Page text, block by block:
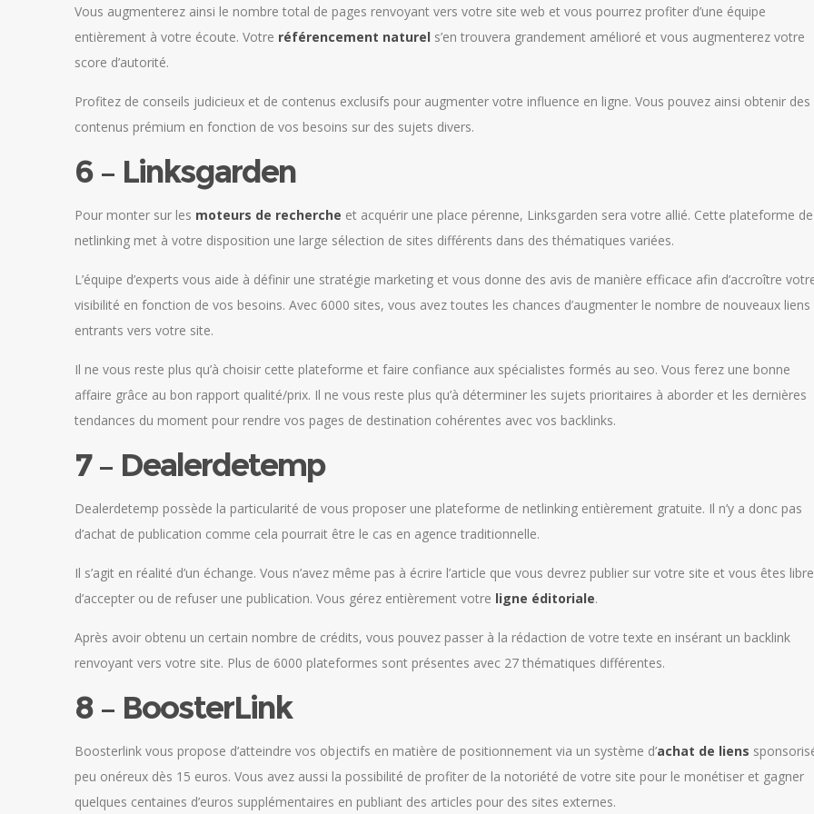
Vous augmenterez ainsi le nombre total de pages renvoyant vers votre site web et vous pourrez profiter d’une équipe
entièrement à votre écoute. Votre référencement naturel s’en trouvera grandement amélioré et vous augmenterez votre
score d’autorité.
Profitez de conseils judicieux et de contenus exclusifs pour augmenter votre influence en ligne. Vous pouvez ainsi obtenir des
contenus prémium en fonction de vos besoins sur des sujets divers.
6 – Linksgarden
Pour monter sur les moteurs de recherche et acquérir une place pérenne, Linksgarden sera votre allié. Cette plateforme de
netlinking met à votre disposition une large sélection de sites différents dans des thématiques variées.
L’équipe d’experts vous aide à définir une stratégie marketing et vous donne des avis de manière efficace afin d’accroître
visibilité en fonction de vos besoins. Avec 6000 sites, vous avez toutes les chances d’augmenter le nombre de nouveaux liens
entrants vers votre site.
Il ne vous reste plus qu’à choisir cette plateforme et faire confiance aux spécialistes formés au seo. Vous ferez une bonne
affaire grâce au bon rapport qualité/prix. Il ne vous reste plus qu’à déterminer les sujets prioritaires à aborder et les dernières
tendances du moment pour rendre vos pages de destination cohérentes avec vos backlinks.
7 – Dealerdetemp
Dealerdetemp possède la particularité de vous proposer une plateforme de netlinking entièrement gratuite. Il n’y a donc pas
d’achat de publication comme cela pourrait être le cas en agence traditionnelle.
Il s’agit en réalité d’un échange. Vous n’avez même pas à écrire l’article que vous devrez publier sur votre site et vous êtes libre
d’accepter ou de refuser une publication. Vous gérez entièrement votre ligne éditoriale.
Après avoir obtenu un certain nombre de crédits, vous pouvez passer à la rédaction de votre texte en insérant un backlink
renvoyant vers votre site. Plus de 6000 plateformes sont présentes avec 27 thématiques différentes.
8 – BoosterLink
Boosterlink vous propose d’atteindre vos objectifs en matière de positionnement via un système d’achat de liens
peu onéreux dès 15 euros. Vous avez aussi la possibilité de profiter de la notoriété de votre site pour le monétiser et gagner
quelques centaines d’euros supplémentaires en publiant des articles pour des sites externes.